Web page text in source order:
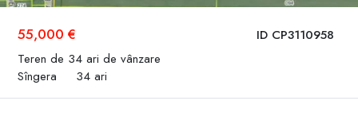
ID CP3110958
55,000 €
Teren de 34 ari de vânzare
Sîngera
34 ari